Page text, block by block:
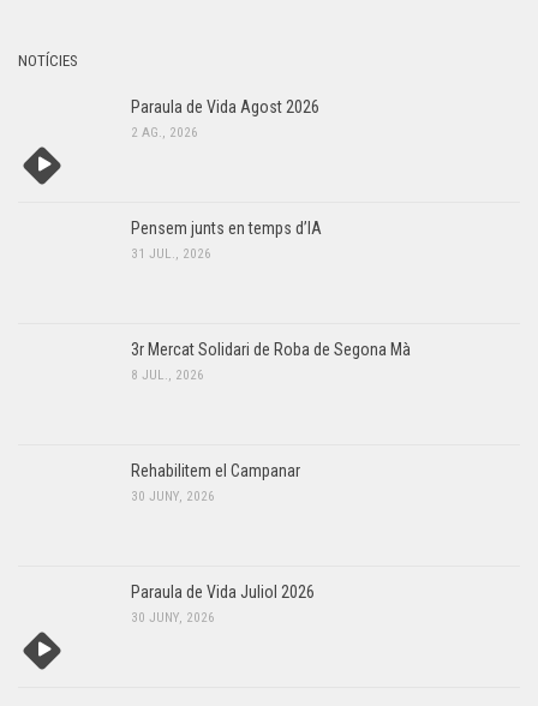
NOTÍCIES
Paraula de Vida Agost 2026
2 AG., 2026
Pensem junts en temps d’IA
31 JUL., 2026
3r Mercat Solidari de Roba de Segona Mà
8 JUL., 2026
Rehabilitem el Campanar
30 JUNY, 2026
Paraula de Vida Juliol 2026
30 JUNY, 2026